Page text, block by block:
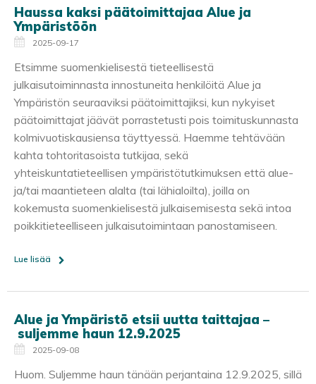
Haussa kaksi päätoimittajaa Alue ja
Ympäristöön
2025-09-17
Etsimme suomenkielisestä tieteellisestä
julkaisutoiminnasta innostuneita henkilöitä Alue ja
Ympäristön seuraaviksi päätoimittajiksi, kun nykyiset
päätoimittajat jäävät porrastetusti pois toimituskunnasta
kolmivuotiskausiensa täyttyessä. Haemme tehtävään
kahta tohtoritasoista tutkijaa, sekä
yhteiskuntatieteellisen ympäristötutkimuksen että alue-
ja/tai maantieteen alalta (tai lähialoilta), joilla on
kokemusta suomenkielisestä julkaisemisesta sekä intoa
poikkitieteelliseen julkaisutoimintaan panostamiseen.
Lue lisää
Alue ja Ympäristö etsii uutta taittajaa –
suljemme haun 12.9.2025
2025-09-08
Huom. Suljemme haun tänään perjantaina 12.9.2025, sillä